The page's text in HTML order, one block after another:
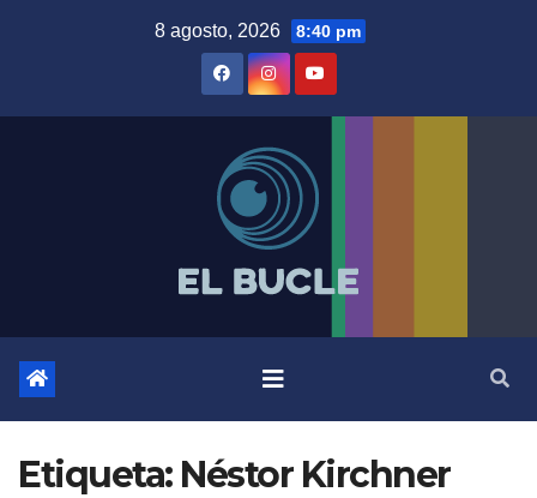
8 agosto, 2026 8:40 pm
Etiqueta: Néstor Kirchner